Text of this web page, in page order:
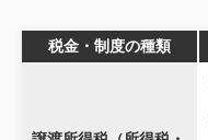
税金・制度の種類